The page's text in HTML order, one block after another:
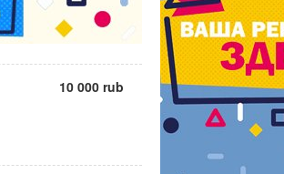
10 000 rub